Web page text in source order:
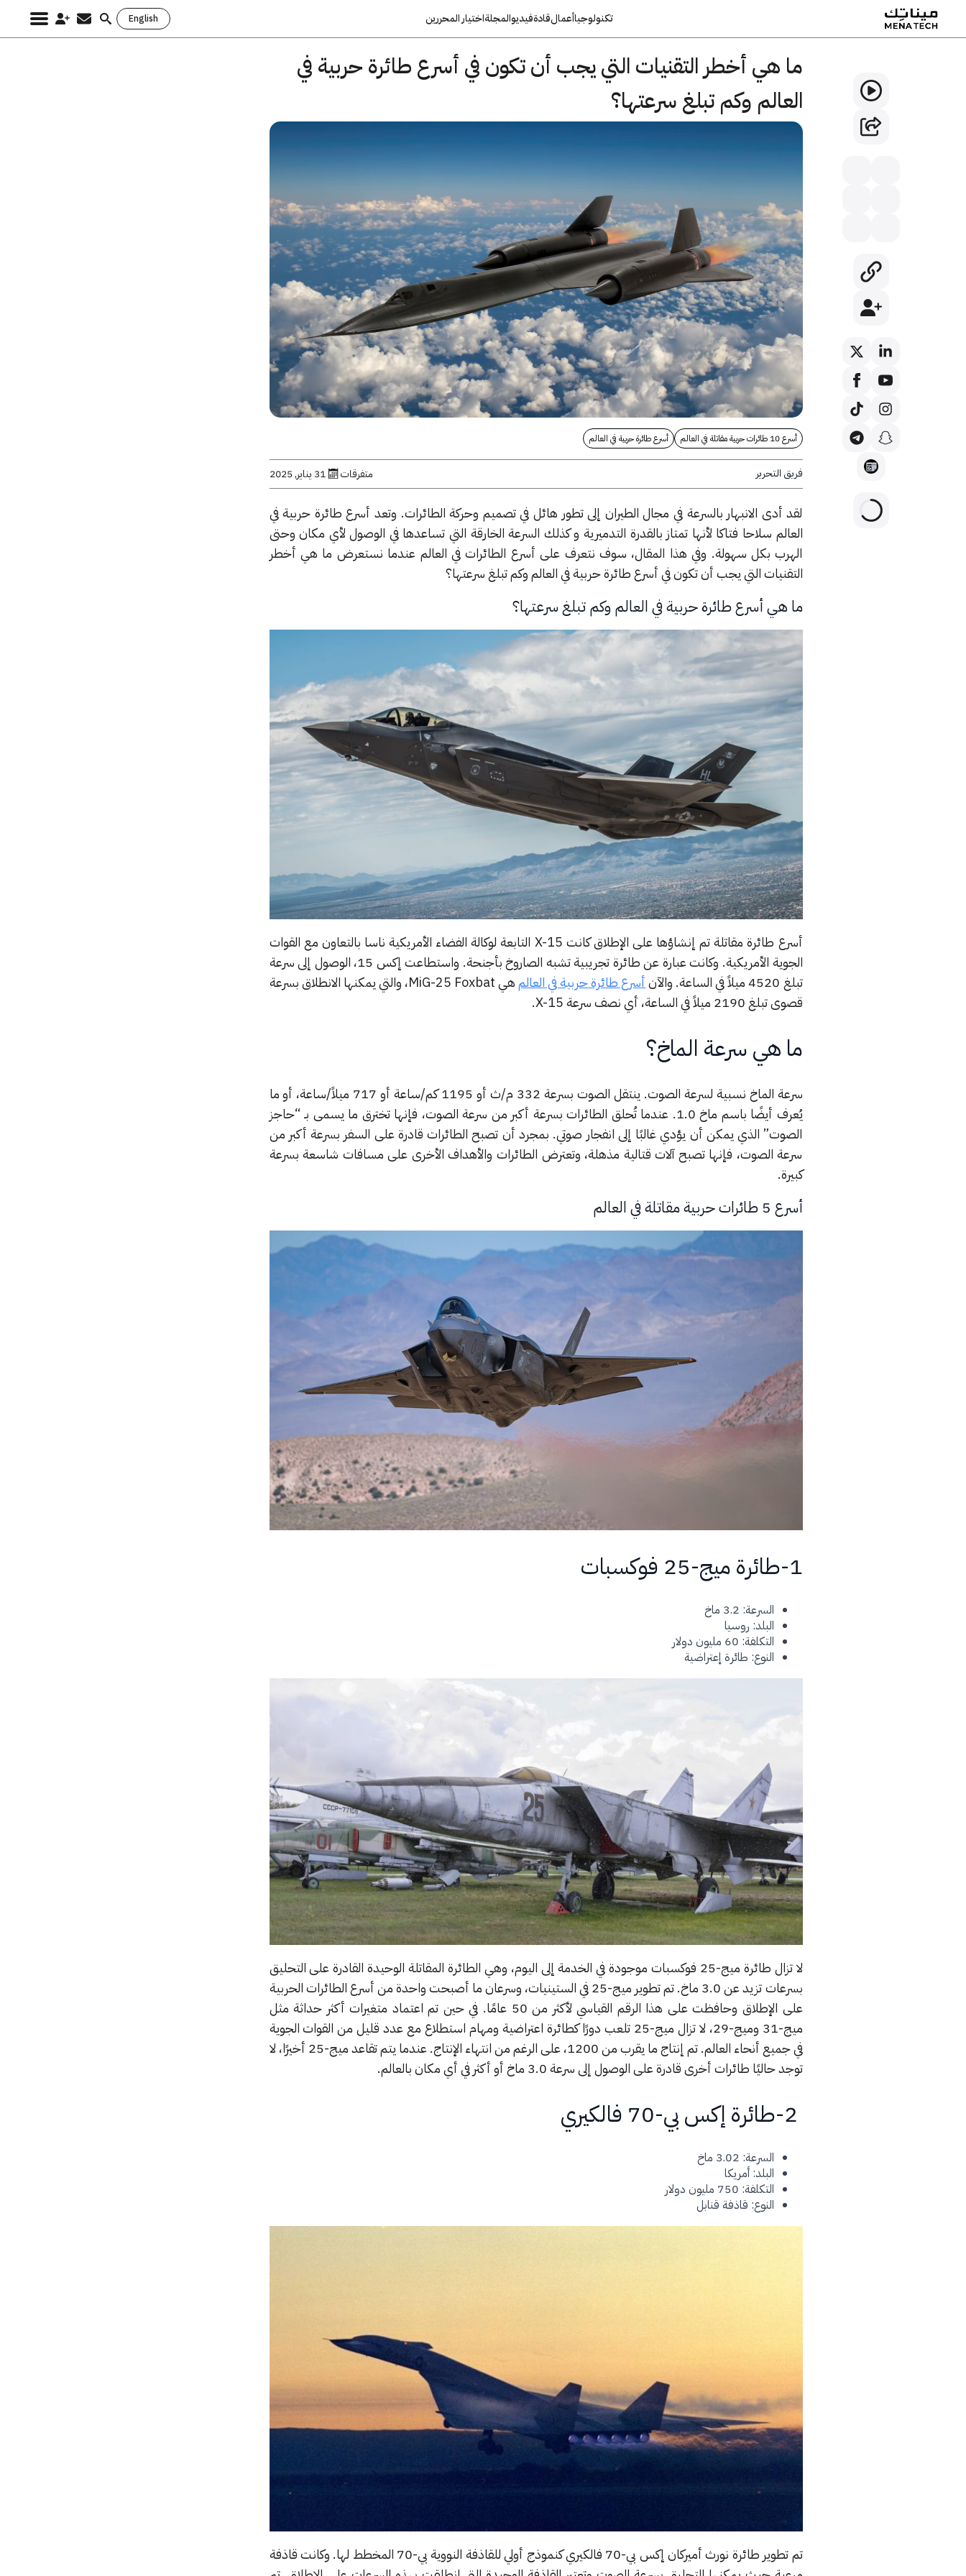
تكنولوجياأعمالقادةفيديوالمجلةاختيار المحررين English
Search
ما هي أخطر التقنيات التي يجب أن تكون في أسرع طائرة حربية في
العالم وكم تبلغ سرعتها؟
أسرع 10 طائرات حربية مقاتلة في العالم أسرع طائرة حربية في العالم
فريق التحرير متفرقات 31 يناير, 2025
لقد أدى الانبهار بالسرعة في مجال الطيران إلى تطور هائل في تصميم وحركة الطائرات. وتعد أسرع طائرة حربية في
العالم سلاحا فتاكا لأنها تمتاز بالقدرة التدميرية و كذلك السرعة الخارقة التي تساعدها في الوصول لأي مكان وحتى
الهرب بكل سهولة. وفي هذا المقال، سوف نتعرف على أسرع الطائرات في العالم عندما نستعرض ما هي أخطر
التقنيات التي يجب أن تكون في أسرع طائرة حربية في العالم وكم تبلغ سرعتها؟
ما هي أسرع طائرة حربية في العالم وكم تبلغ سرعتها؟
أسرع طائرة مقاتلة تم إنشاؤها على الإطلاق كانت X-15 التابعة لوكالة الفضاء الأمريكية ناسا بالتعاون مع القوات
الجوية الأمريكية. وكانت عبارة عن طائرة تجريبية تشبه الصاروخ بأجنحة. واستطاعت إكس 15، الوصول إلى سرعة
تبلغ 4520 ميلاً في الساعة. والآن
أسرع طائرة حربية في العالم
هي MiG-25 Foxbat، والتي يمكنها الانطلاق بسرعة
قصوى تبلغ 2190 ميلاً في الساعة، أي نصف سرعة X-15.
ما هي سرعة الماخ؟
سرعة الماخ نسبية لسرعة الصوت. ينتقل الصوت بسرعة 332 م/ث أو 1195 كم/ساعة أو 717 ميلاً/ساعة، أو ما
يُعرف أيضًا باسم ماخ 1.0. عندما تُحلق الطائرات بسرعة أكبر من سرعة الصوت، فإنها تخترق ما يسمى بـ “حاجز
الصوت” الذي يمكن أن يؤدي غالبًا إلى انفجار صوتي. بمجرد أن تصبح الطائرات قادرة على السفر بسرعة أكبر من
سرعة الصوت، فإنها تصبح آلات قتالية مذهلة، وتعترض الطائرات والأهداف الأخرى على مسافات شاسعة بسرعة
كبيرة.
أسرع 5 طائرات حربية مقاتلة في العالم
1-طائرة ميج-25 فوكسبات
السرعة: 3.2 ماخ
البلد: روسيا
التكلفة: 60 مليون دولار
النوع: طائرة إعتراضية
لا تزال طائرة ميج-25 فوكسبات موجودة في الخدمة إلى اليوم، وهي الطائرة المقاتلة الوحيدة القادرة على التحليق
بسرعات تزيد عن 3.0 ماخ. تم تطوير ميج-25 في الستينيات، وسرعان ما أصبحت واحدة من أسرع الطائرات الحربية
على الإطلاق وحافظت على هذا الرقم القياسي لأكثر من 50 عامًا. في حين تم اعتماد متغيرات أكثر حداثة مثل
ميج-31 وميج-29، لا تزال ميج-25 تلعب دورًا كطائرة اعتراضية ومهام استطلاع مع عدد قليل من القوات الجوية
في جميع أنحاء العالم. تم إنتاج ما يقرب من 1200، على الرغم من انتهاء الإنتاج. عندما يتم تقاعد ميج-25 أخيرًا، لا
توجد حاليًا طائرات أخرى قادرة على الوصول إلى سرعة 3.0 ماخ أو أكثر في أي مكان بالعالم.
السرعة: 3.02 ماخ
البلد: أمريكا
التكلفة: 750 مليون دولار
النوع: قاذفة قنابل
تم تطوير طائرة نورث أميركان إكس بي-70 فالكيري كنموذج أولي للقاذفة النووية بي-70 المخطط لها. وكانت قاذفة